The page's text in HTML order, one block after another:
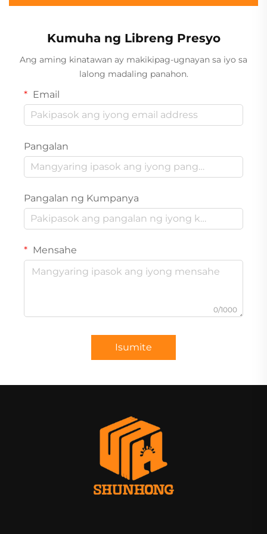
Kumuha ng Libreng Presyo
Ang aming kinatawan ay makikipag-ugnayan sa iyo sa
lalong madaling panahon.
Email
Pangalan
Pangalan ng Kumpanya
Mensahe
0/1000
Isumite